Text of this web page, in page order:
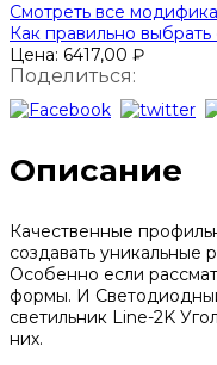
Смотреть все
Как правильно выбрать
Цена: 6417,00 ₽
Поделиться:
Описание
Качественные
создавать
Особенно если
формы. И
светильник Line-2K
них.